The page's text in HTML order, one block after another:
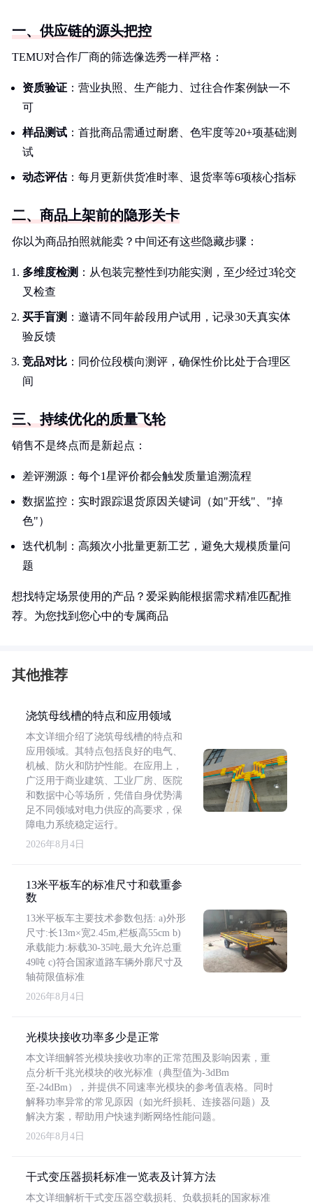
一、供应链的源头把控
TEMU对合作厂商的筛选像选秀一样严格：
资质验证 ：营业执照、生产能力、过往合作案例缺一不
可
样品测试 ：首批商品需通过耐磨、色牢度等20+项基础测
试
动态评估：每月更新供货准时率、退货率等6项核心指标
二、商品上架前的隐形关卡
你以为商品拍照就能卖？中间还有这些隐藏步骤：
多维度检测 ：从包装完整性到功能实测，至少经过3轮交
叉检查
买手盲测 ：邀请不同年龄段用户试用，记录30天真实体
验反馈
竞品对比 ：同价位段横向测评，确保性价比处于合理区
间
三、持续优化的质量飞轮
销售不是终点而是新起点：
差评溯源：每个1星评价都会触发质量追溯流程
数据监控：实时跟踪退货原因关键词（如"开线"、"掉
色"）
迭代机制：高频次小批量更新工艺，避免大规模质量问
题
想找特定场景使用的产品？爱采购能根据需求精准匹配推
荐。为您找到您心中的专属商品
其他推荐
浇筑母线槽的特点和应用领域
本文详细介绍了浇筑母线槽的特点和
应用领域。其特点包括良好的电气、
机械、防火和防护性能。在应用上，
广泛用于商业建筑、工业厂房、医院
和数据中心等场所，凭借自身优势满
足不同领域对电力供应的高要求，保
障电力系统稳定运行。
2026年8月4日
13米平板车的标准尺寸和载重参
数
13米平板车主要技术参数包括: a)外形
尺寸:长13m×宽2.45m,栏板高55cm b)
承载能力:标载30-35吨,最大允许总重
49吨 c)符合国家道路车辆外廓尺寸及
轴荷限值标准
2026年8月4日
光模块接收功率多少是正常
本文详细解答光模块接收功率的正常范围及影响因素，重
点分析千兆光模块的收光标准（典型值为-3dBm
至-24dBm），并提供不同速率光模块的参考值表格。同时
解释功率异常的常见原因（如光纤损耗、连接器问题）及
解决方案，帮助用户快速判断网络性能问题。
2026年8月4日
干式变压器损耗标准一览表及计算方法
本文详细解析干式变压器空载损耗、负载损耗的国家标准